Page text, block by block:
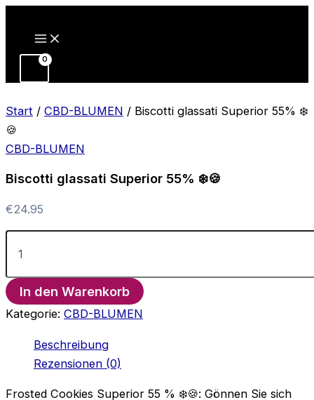
Inhalt
springen
Start / CBD-BLUMEN / Biscotti glassati Superior 55% ❄️
🍪
CBD-BLUMEN
Biscotti glassati Superior 55% ❄️🍪
€24.95
Biscotti
glassati
55%
❄️
🍪
Menge
In den Warenkorb
Kategorie: CBD-BLUMEN
Beschreibung
Rezensionen (0)
Frosted Cookies Superior 55 % ❄️🍪: Gönnen Sie sich